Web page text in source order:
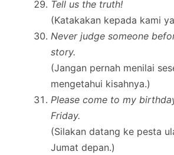
Tell us the truth!
(Katakakan kepada kami
Never judge someone
story.
(Jangan pernah menilai
mengetahui kisahnya.)
Please come to my
Friday.
(Silakan datang ke pesta
Jumat depan.)